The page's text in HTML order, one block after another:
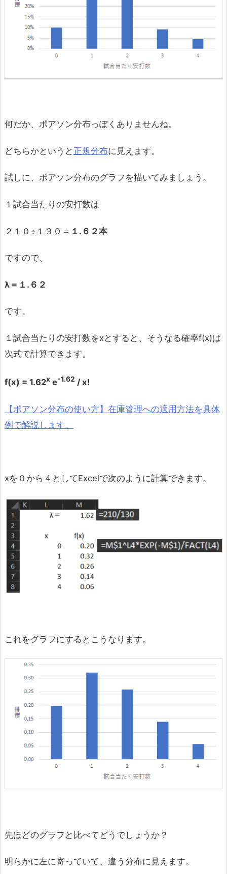
何だか、ポアソン分布っぽくありませんね。
どちらかというと 正規分布に見えます。
試しに、ポアソン分布のグラフを描いてみましょう。
１試合当たりの安打数は
２１０÷１３０＝ １ . ６２本
ですので、
λ＝１. ６２
です。
１試合当たりの安打数をxとすると、そうなる確率f(x)は
次式で計算できます。
f(x) = 1.62x e-1.62 / x!
【ポアソン分布の使い方】在庫管理への適用方法を具体
例で解説します。
xを０から４としてExcelで次のように計算できます。
これをグラフにするとこうなります。
先ほどのグラフと比べてどうでしょうか？
明らかに左に寄っていて、違う分布に見えます。